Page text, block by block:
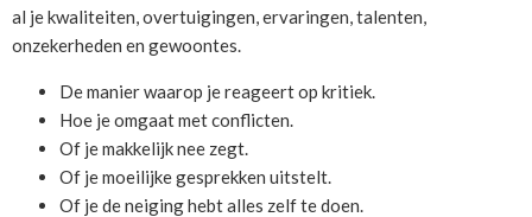
al je kwaliteiten, overtuigingen, ervaringen, talenten,
onzekerheden en gewoontes.
De manier waarop je reageert op kritiek.
Hoe je omgaat met conflicten.
Of je makkelijk nee zegt.
Of je moeilijke gesprekken uitstelt.
Of je de neiging hebt alles zelf te doen.